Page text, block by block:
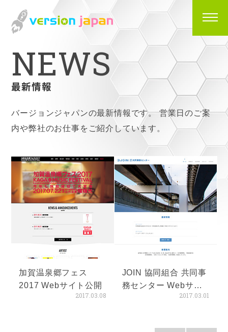
NEWS
最新情報
バージョンジャパンの最新情報です。営業日のご案
内や弊社のお仕事をご紹介しています。
加賀温泉郷フェス
2017 Webサイト公開
2017.03.08
JOIN 協同組合 共同事
務センター Webサイ
2017.03.01